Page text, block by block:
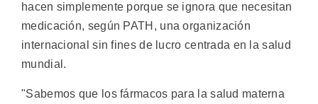
hacen simplemente porque se ignora que necesitan
medicación, según PATH, una organización
internacional sin fines de lucro centrada en la salud
mundial.
"Sabemos que los fármacos para la salud materna